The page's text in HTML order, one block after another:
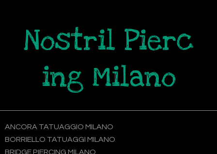
Nostril Pierc
ing Milano
ANCORA TATUAGGIO MILANO
BORRIELLO TATUAGGI MILANO
BRIDGE PIERCING MILANO